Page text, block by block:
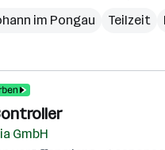
im Pongau
Teilzeit
GmbH